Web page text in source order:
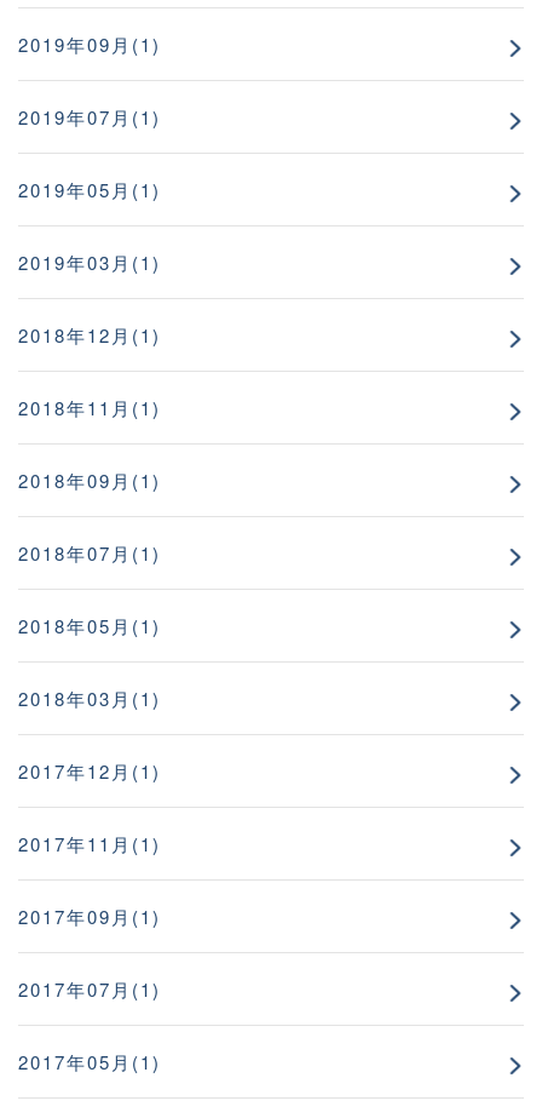
2019年09月(1)
2019年07月(1)
2019年05月(1)
2019年03月(1)
2018年12月(1)
2018年11月(1)
2018年09月(1)
2018年07月(1)
2018年05月(1)
2018年03月(1)
2017年12月(1)
2017年11月(1)
2017年09月(1)
2017年07月(1)
2017年05月(1)